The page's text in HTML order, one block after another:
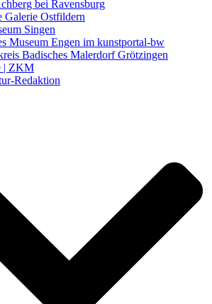
bei Ravensburg
Galerie Ostfildern
Singen
Museum Engen im kunstportal-bw
Badisches Malerdorf Grötzingen
| ZKM
Redaktion